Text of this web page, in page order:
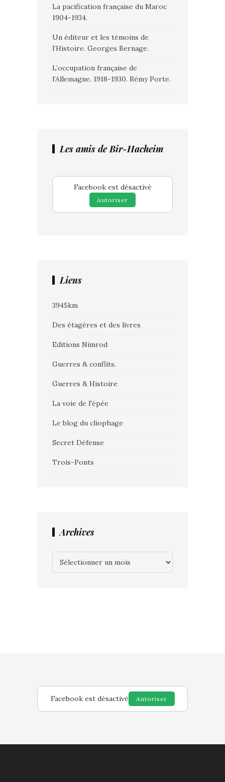
La pacification française du Maroc
1904-1934.
Un éditeur et les témoins de
l’Histoire. Georges Bernage.
L’occupation française de
l’Allemagne. 1918-1930. Rémy Porte.
Les amis de Bir-Hacheim
Facebook est désactivé
Autoriser
Liens
3945km
Des étagères et des livres
Editions Nimrod
Guerres & conflits.
Guerres & Histoire
La voie de l'épée
Le blog du cliophage
Secret Défense
Trois-Ponts
Archives
Facebook est désactivé Autoriser